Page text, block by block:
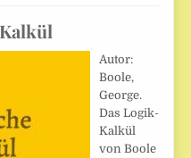
Autor:
Boole,
George.
Das Logik-
Kalkül
von Boole